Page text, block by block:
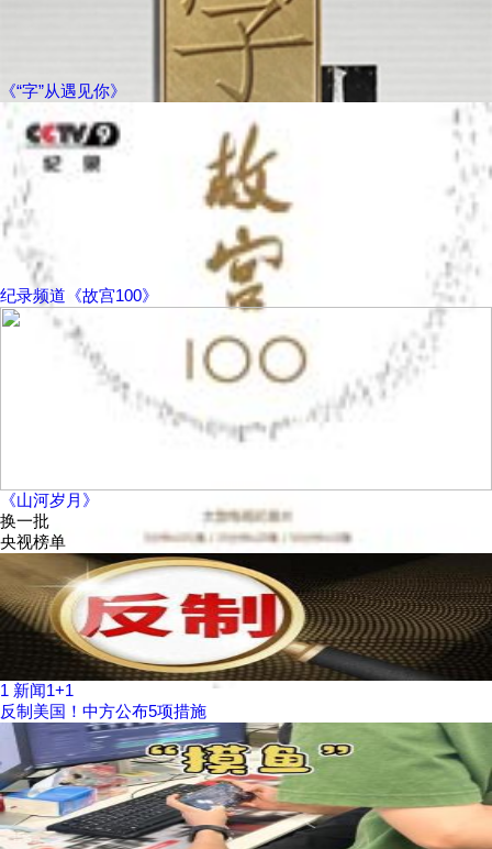
《“字”从遇见你》
纪录频道《故宫100》
《山河岁月》
换一批
央视榜单
1 新闻1+1
反制美国！中方公布5项措施